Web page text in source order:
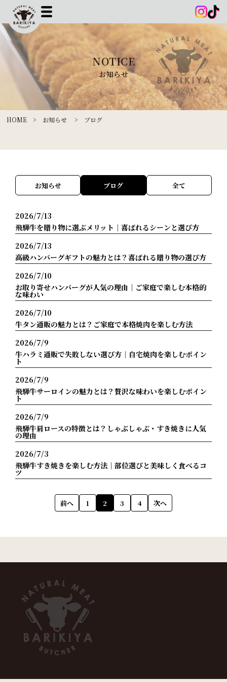
NOTICE
お知らせ
HOME > お知らせ > ブログ
お知らせ ブログ 全て
2026/7/13
飛騨牛を贈り物に選ぶメリット｜喜ばれるシーンと選び方
2026/7/13
高級ハンバーグギフトの魅力とは？喜ばれる贈り物の選び方
2026/7/10
お取り寄せハンバーグが人気の理由｜ご家庭で楽しむ本格的
な味わい
2026/7/10
牛タン通販の魅力とは？ご家庭で本格焼肉を楽しむ方法
2026/7/9
牛ハラミ通販で失敗しない選び方｜自宅焼肉を楽しむポイン
ト
2026/7/9
飛騨牛サーロインの魅力とは？贅沢な味わいを楽しむポイン
ト
2026/7/9
飛騨牛肩ロースの特徴とは？しゃぶしゃぶ・すき焼きに人気
の理由
2026/7/3
飛騨牛すき焼きを楽しむ方法｜部位選びと美味しく食べるコ
ツ
前へ 1 2 3 4 次へ